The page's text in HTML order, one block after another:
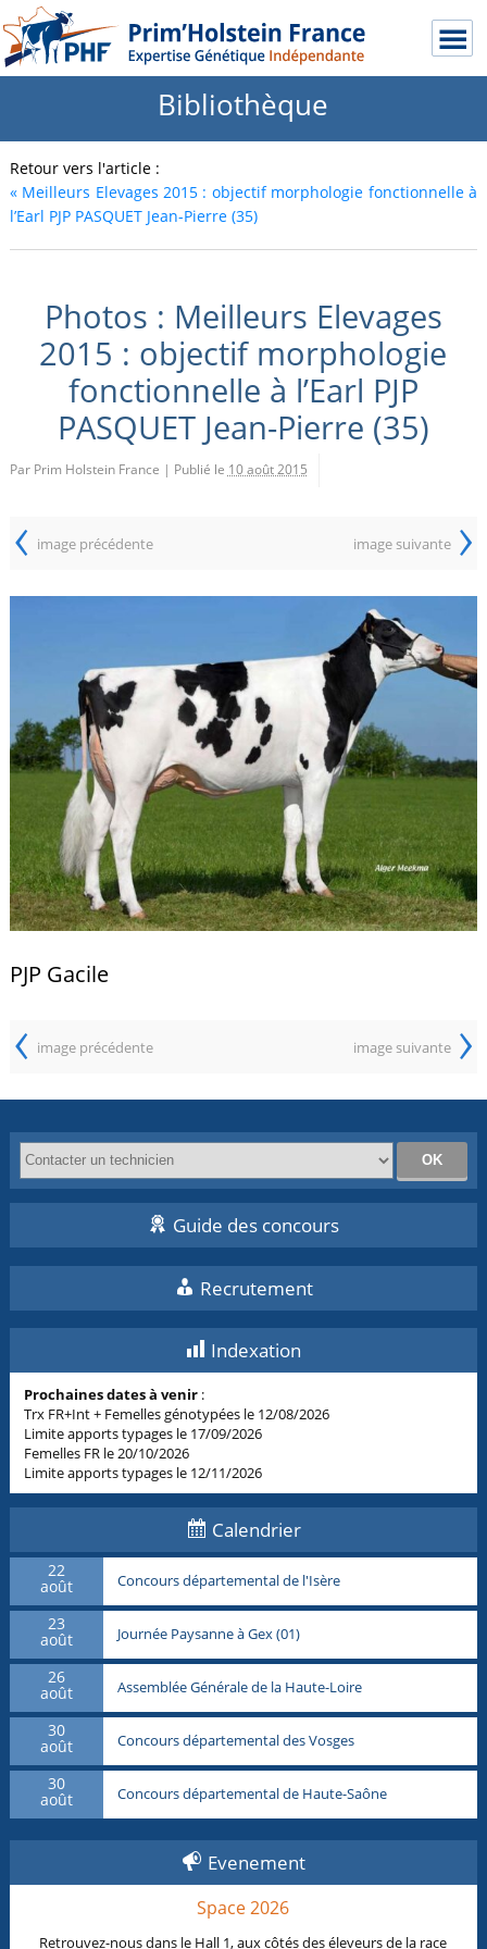
Bibliothèque
Retour vers l'article :
«Meilleurs Elevages 2015 : objectif morphologie fonctionnelle à
l’Earl PJP PASQUET Jean-Pierre (35)
Photos : Meilleurs Elevages
2015 : objectif morphologie
fonctionnelle à l’Earl PJP
PASQUET Jean-Pierre (35)
Par Prim Holstein France | Publié le 10 août 2015
‹ image précédente image suivante ›
PJP Gacile
‹ image précédente image suivante ›
Guide des concours
Recrutement
Indexation
Prochaines dates à venir :
Trx FR+Int + Femelles génotypées le 12/08/2026
Limite apports typages le 17/09/2026
Femelles FR le 20/10/2026
Limite apports typages le 12/11/2026
Calendrier
22
août Concours départemental de l'Isère
23
août Journée Paysanne à Gex (01)
26
août Assemblée Générale de la Haute-Loire
30
août Concours départemental des Vosges
30
août Concours départemental de Haute-Saône
Evenement
Space 2026
Retrouvez-nous dans le Hall 1, aux côtés des éleveurs de la race